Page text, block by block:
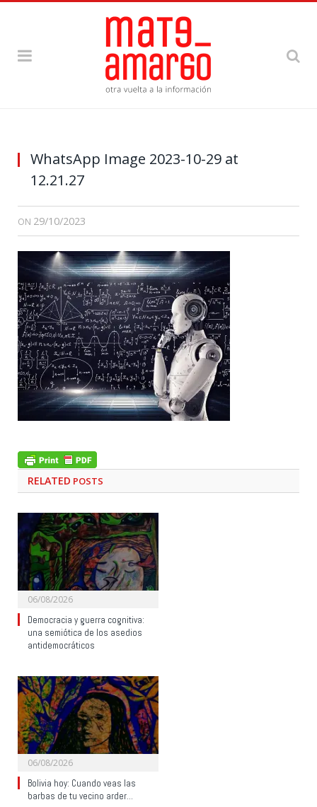
WhatsApp Image 2023-10-29 at
12.21.27
ON 29/10/2023
RELATED POSTS
06/08/2026
Democracia y guerra cognitiva:
una semiótica de los asedios
antidemocráticos
06/08/2026
Bolivia hoy: Cuando veas las
barbas de tu vecino arder…